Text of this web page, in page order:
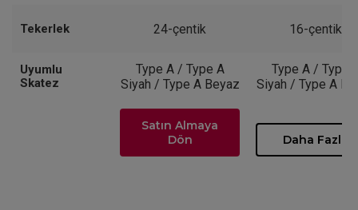
Tekerlek
Uyumlu
Skatez
24-çentik
Type A / Type A
Siyah / Type A Beyaz
Satın Almaya
Dön
16-çentik
Type A / Type
Siyah / Type A
Daha Fazla